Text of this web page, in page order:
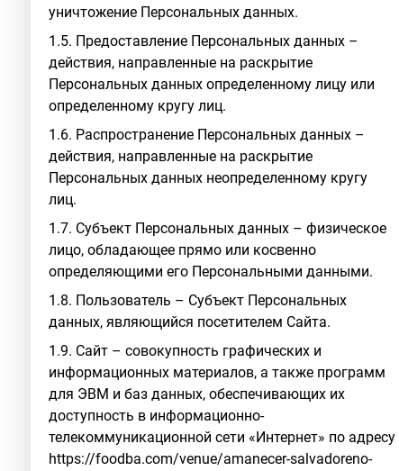
уничтожение Персональных данных.
1.5. Предоставление Персональных данных –
действия, направленные на раскрытие
Персональных данных определенному лицу или
определенному кругу лиц.
1.6. Распространение Персональных данных –
действия, направленные на раскрытие
Персональных данных неопределенному кругу
лиц.
1.7. Субъект Персональных данных – физическое
лицо, обладающее прямо или косвенно
определяющими его Персональными данными.
1.8. Пользователь – Субъект Персональных
данных, являющийся посетителем Сайта.
1.9. Сайт – совокупность графических и
информационных материалов, а также программ
для ЭВМ и баз данных, обеспечивающих их
доступность в информационно-
телекоммуникационной сети «Интернет» по адресу
https://foodba.com/venue/amanecer-salvadoreno-